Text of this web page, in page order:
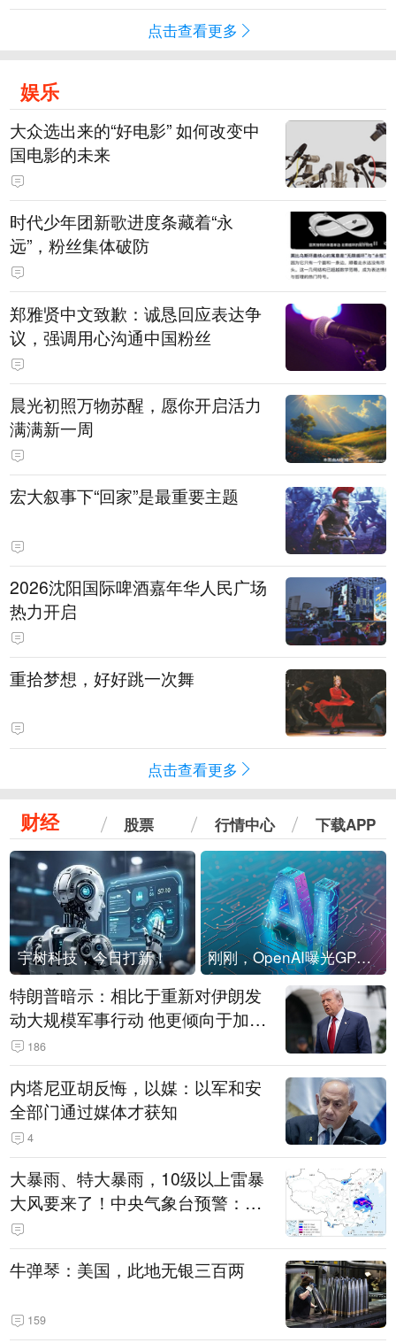
点击查看更多
娱乐
大众选出来的“好电影” 如何改变中
国电影的未来
时代少年团新歌进度条藏着“永
远”，粉丝集体破防
郑雅贤中文致歉：诚恳回应表达争
议，强调用心沟通中国粉丝
晨光初照万物苏醒，愿你开启活力
满满新一周
宏大叙事下“回家”是最重要主题
2026沈阳国际啤酒嘉年华人民广场
热力开启
重拾梦想，好好跳一次舞
点击查看更多
财经 股票 行情中心 下载APP
宇树科技，今日打新！ 刚刚，OpenAI曝光GPT-6！传10万亿参数，8月强行发布
特朗普暗示：相比于重新对伊朗发
动大规模军事行动 他更倾向于加大
经济施压
186
内塔尼亚胡反悔，以媒：以军和安
全部门通过媒体才获知
4
大暴雨、特大暴雨，10级以上雷暴
大风要来了！中央气象台预警：今
天到明天，浙江、安徽有特大暴雨
牛弹琴：美国，此地无银三百两
159